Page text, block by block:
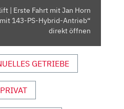
| Erste Fahrt mit Jan Horn
143-PS-Hybrid-Antrieb“
direkt öffnen
GETRIEBE
PRIVAT